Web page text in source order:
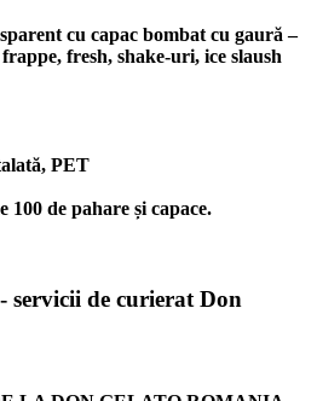
cu capac bombat cu gaură –
fresh, shake-uri, ice slaush
PET
100 de pahare și capace.